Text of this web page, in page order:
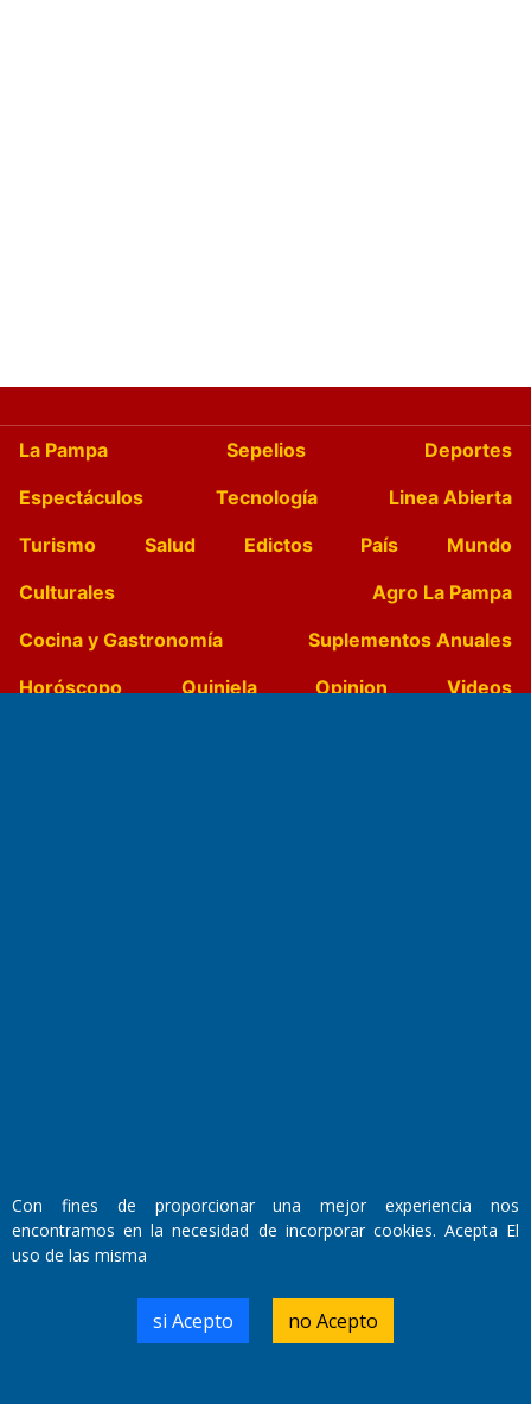
La Pampa Sepelios
Deportes
Espectáculos
Tecnología
Linea Abierta
Turismo
Salud Edictos País
Mundo
Culturales
Agro La Pampa
Cocina y Gastronomía
Suplementos Anuales
Horóscopo
Quiniela Opinion
Videos
Primera edición: Domingo 3 de Mayo de 1992
Miembro de ADIRA,ADEPA y CPPAL
Propietario: El Diario SRL
Walter René Goñi
Con fines de proporcionar una mejor experiencia nos
encontramos en la necesidad de incorporar cookies. Acepta El
uso de las misma
si Acepto no Acepto